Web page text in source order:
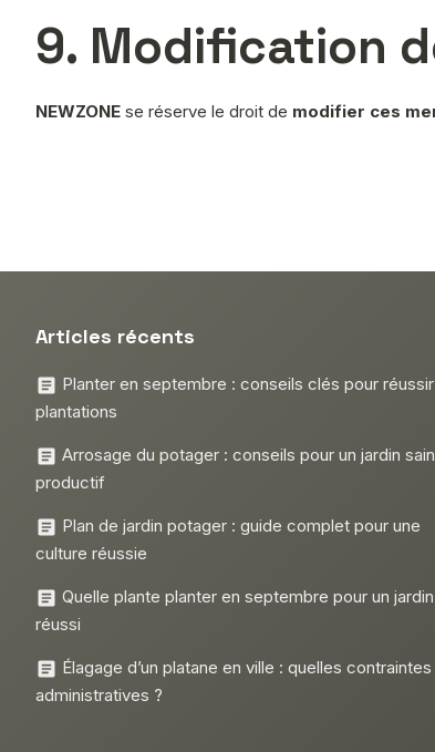
9. Modification
NEWZONE se réserve le droit de modifier ces
Articles récents
Planter en septembre : conseils clés pour
plantations
Arrosage du potager : conseils pour un jardin
productif
Plan de jardin potager : guide complet pour une
culture réussie
Quelle plante planter en septembre pour un jardin
réussi
Élagage d’un platane en ville : quelles contraintes
administratives ?